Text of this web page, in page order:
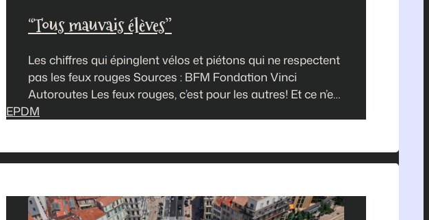
“Tous mauvais élèves”
Les chiffres qui épinglent vélos et piétons qui ne respectent
pas les feux rouges Sources : BFM Fondation Vinci
Autoroutes Les feux rouges, c’est pour les autres! Et ce n’est
pas qu’une impression. Sur la route, les cyclistes et les
EPDM